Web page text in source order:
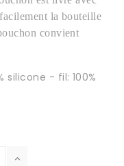
la bouteille
convient
silicone - fil: 100%